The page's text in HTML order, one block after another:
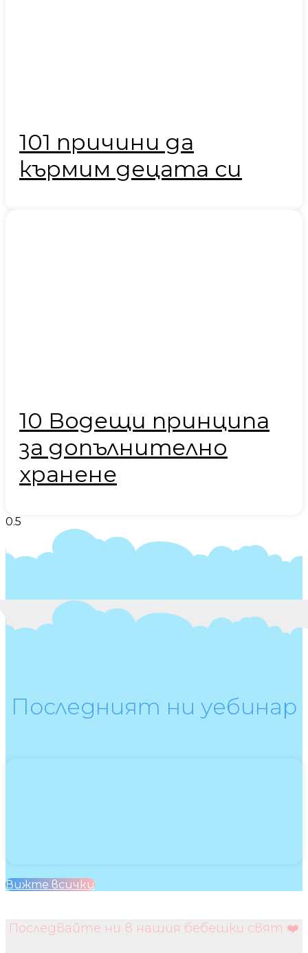
101 причини да
кърмим децата си
10 Водещи принципа
за допълнително
хранене
Последният ни уебинар
Вижте всички
Последвайте ни в нашия бебешки свят ❤️